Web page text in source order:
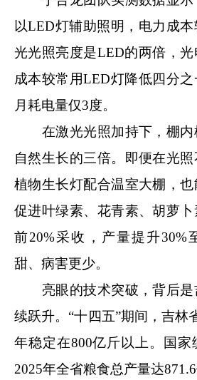
以LED灯辅助照明，电力成
光光照亮度是LED的两倍，光
成本较常用LED灯降低四分
月耗电量仅3度。
在激光光照加持下，棚内
自然生长的三倍。即便在光
植物生长灯配合温室大棚，也
促进叶绿素、花青素、胡萝
前20%采收，产量提升30%
甜、病害更少。
亮眼的技术突破，背后是
续跃升。“十四五”期间，吉林
年稳定在800亿斤以上。国家
2025年全省粮食总产量达